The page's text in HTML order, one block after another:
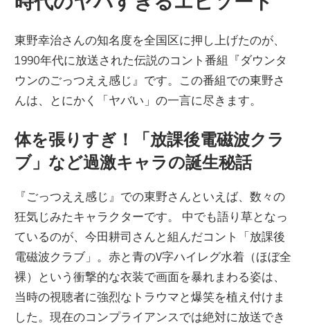
東野幸治さんの知名度を全国区に押し上げたのが、
1990年代に放送された伝説のコント番組『ダウンタ
ウンのごっつええ感じ』です。この番組での東野さ
んは、とにかく「ヤバい」の一言に尽きます。
体を張りすぎ！「放課後電磁波クラ
ブ」など過激キャラの誕生秘話
『ごっつええ感じ』での東野さんといえば、数々の
狂気じみたキャラクターです。 中でも語り草となっ
ているのが、今田耕司さんと組んだコント「放課後
電磁波クラブ」。赤と青のV字ハイレグ水着（ほぼ全
裸）という衝撃的な衣装で画面を暴れまわる姿は、
当時の視聴者に強烈なトラウマと爆笑を植え付けま
した。現在のコンプライアンスでは絶対に放送でき